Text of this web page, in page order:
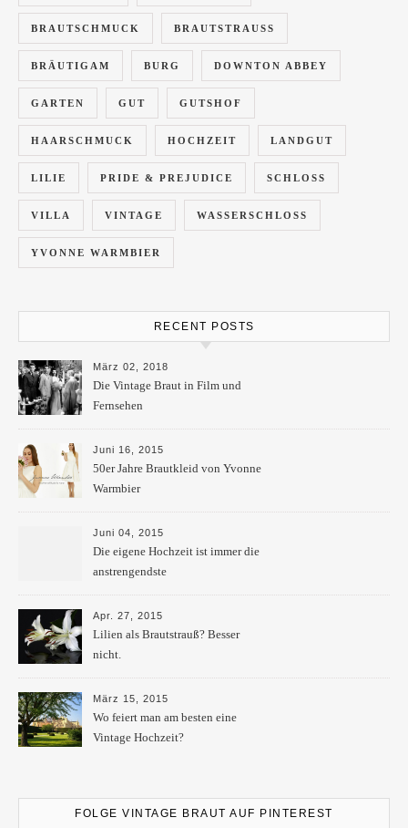
BRAUTSCHMUCK BRAUTSTRAUSS
BRÄUTIGAM BURG DOWNTON ABBEY
GARTEN GUT GUTSHOF
HAARSCHMUCK HOCHZEIT LANDGUT
LILIE PRIDE & PREJUDICE SCHLOSS
VILLA VINTAGE WASSERSCHLOSS
YVONNE WARMBIER
RECENT POSTS
März 02, 2018
Die Vintage Braut in Film und
Fernsehen
Juni 16, 2015
50er Jahre Brautkleid von Yvonne
Warmbier
Juni 04, 2015
Die eigene Hochzeit ist immer die
anstrengendste
Apr. 27, 2015
Lilien als Brautstrauß? Besser
nicht.
März 15, 2015
Wo feiert man am besten eine
Vintage Hochzeit?
FOLGE VINTAGE BRAUT AUF PINTEREST